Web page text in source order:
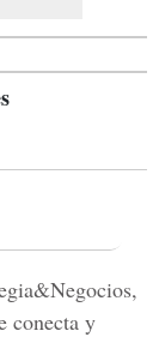
conecta y